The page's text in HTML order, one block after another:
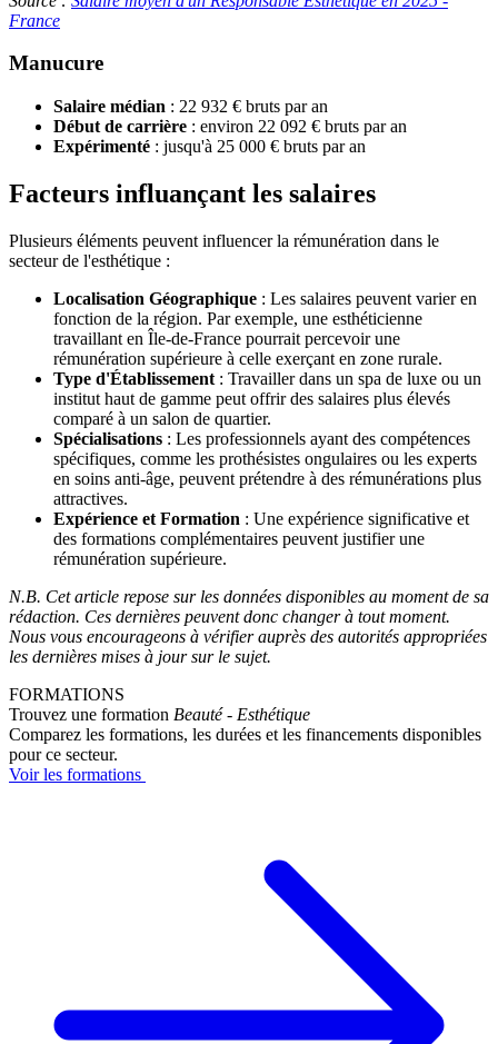
France
Manucure
Salaire médian : 22 932 € bruts par an
Début de carrière : environ 22 092 € bruts par an
Expérimenté : jusqu'à 25 000 € bruts par an
Facteurs influançant les salaires
Plusieurs éléments peuvent influencer la rémunération dans le
secteur de l'esthétique :
Localisation Géographique : Les salaires peuvent varier en
fonction de la région. Par exemple, une esthéticienne
travaillant en Île-de-France pourrait percevoir une
rémunération supérieure à celle exerçant en zone rurale.
Type d'Établissement : Travailler dans un spa de luxe ou un
institut haut de gamme peut offrir des salaires plus élevés
comparé à un salon de quartier.
Spécialisations : Les professionnels ayant des compétences
spécifiques, comme les prothésistes ongulaires ou les experts
en soins anti-âge, peuvent prétendre à des rémunérations plus
attractives.
Expérience et Formation : Une expérience significative et
des formations complémentaires peuvent justifier une
rémunération supérieure.
N.B. Cet article repose sur les données disponibles au moment de sa
rédaction. Ces dernières peuvent donc changer à tout moment.
Nous vous encourageons à vérifier auprès des autorités appropriées
les dernières mises à jour sur le sujet.
FORMATIONS
Trouvez une formation Beauté - Esthétique
Comparez les formations, les durées et les financements disponibles
pour ce secteur.
Voir les formations